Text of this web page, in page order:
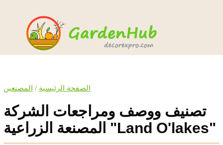
الصفحة الرئيسية / المصنعين
تصنيف ووصف ومراجعات الشركة
المصنعة الزراعية "Land O'lakes"